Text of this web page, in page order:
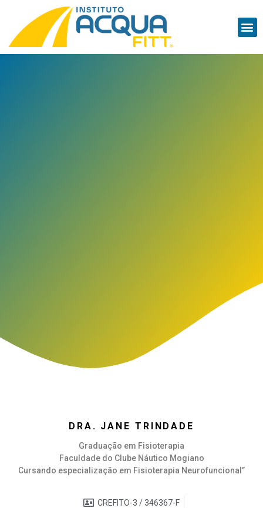
DRA. JANE TRINDADE
Graduação em Fisioterapia
Faculdade do Clube Náutico Mogiano
Cursando especialização em Fisioterapia Neurofuncional”
CREFITO-3 / 346367-F